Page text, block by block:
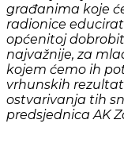
građanima koje
radionice
općenitoj
najvažnije, za
kojem ćemo ih
vrhunskih
ostvarivanja tih
predsjednica AK